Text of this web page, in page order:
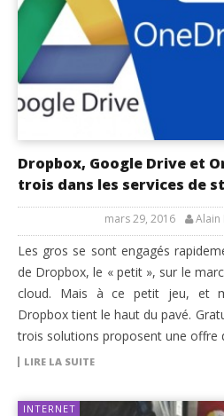
Dropbox, Google Drive et
trois dans les services de
mars 29, 2016 Alain
Les gros se sont engagés
de Dropbox, le « petit », sur le
cloud. Mais à ce petit jeu, et
Dropbox tient le haut du pavé.
trois solutions proposent une offre
LIRE LA SUITE
INTERNET